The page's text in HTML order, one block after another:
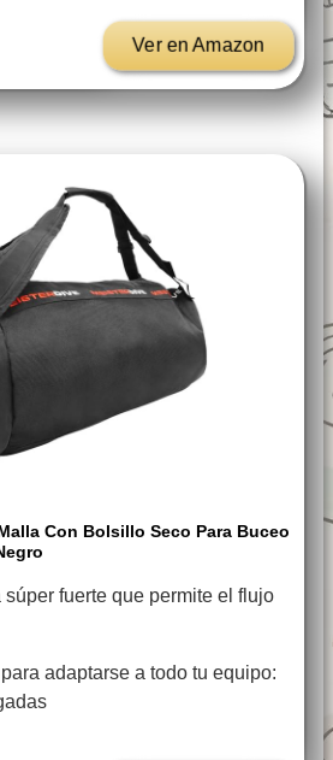
Ver en Amazon
Con Bolsillo Seco Para Buceo
súper fuerte que permite el flujo
adaptarse a todo tu equipo: